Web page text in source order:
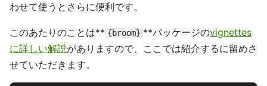
わせて使うとさらに便利です。
このあたりのことは** {broom} **パッケージのvignettes
に詳しい解説がありますので、ここでは紹介するに留めさ
せていただきます。